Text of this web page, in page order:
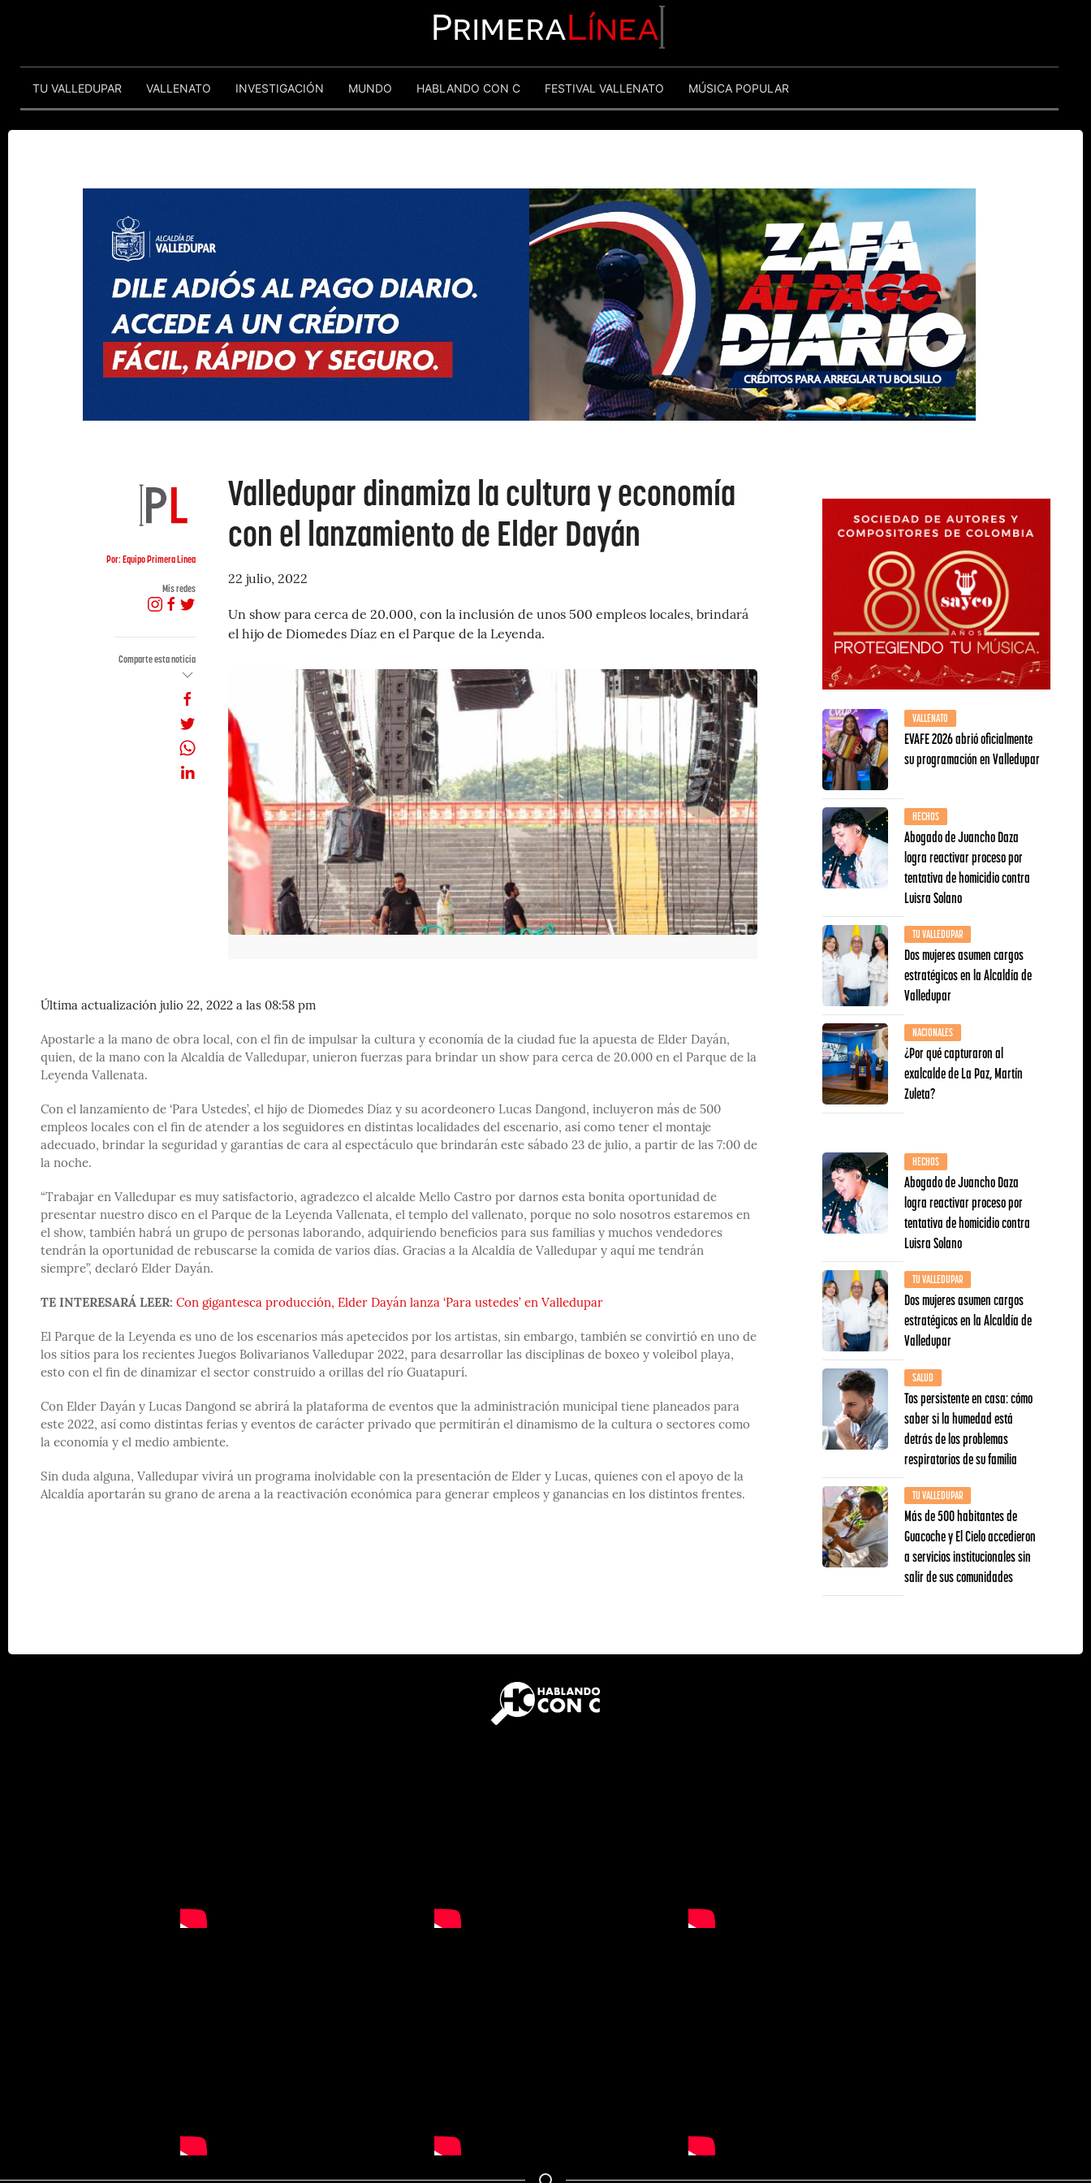
PrimeraLínea
TU VALLEDUPAR VALLENATO INVESTIGACIÓN MUNDO HABLANDO CON C FESTIVAL VALLENATO MÚSICA POPULAR
Por: Equipo Primera Linea
Mis redes
Comparte esta noticia
Valledupar dinamiza la cultura y economía
con el lanzamiento de Elder Dayán
22 julio, 2022
Un show para cerca de 20.000, con la inclusión de unos 500 empleos locales, brindará
el hijo de Diomedes Díaz en el Parque de la Leyenda.
Última actualización julio 22, 2022 a las 08:58 pm
Apostarle a la mano de obra local, con el fin de impulsar la cultura y economía de la ciudad fue la apuesta de Elder Dayán,
quien, de la mano con la Alcaldía de Valledupar, unieron fuerzas para brindar un show para cerca de 20.000 en el Parque de la
Leyenda Vallenata.
Con el lanzamiento de ‘Para Ustedes’, el hijo de Diomedes Díaz y su acordeonero Lucas Dangond, incluyeron más de 500
empleos locales con el fin de atender a los seguidores en distintas localidades del escenario, así como tener el montaje
adecuado, brindar la seguridad y garantías de cara al espectáculo que brindarán este sábado 23 de julio, a partir de las 7:00 de
la noche.
“Trabajar en Valledupar es muy satisfactorio, agradezco el alcalde Mello Castro por darnos esta bonita oportunidad de
presentar nuestro disco en el Parque de la Leyenda Vallenata, el templo del vallenato, porque no solo nosotros estaremos en
el show, también habrá un grupo de personas laborando, adquiriendo beneficios para sus familias y muchos vendedores
tendrán la oportunidad de rebuscarse la comida de varios días. Gracias a la Alcaldía de Valledupar y aquí me tendrán
siempre”, declaró Elder Dayán.
TE INTERESARÁ LEER: Con gigantesca producción, Elder Dayán lanza ‘Para ustedes’ en Valledupar
El Parque de la Leyenda es uno de los escenarios más apetecidos por los artistas, sin embargo, también se convirtió en uno de
los sitios para los recientes Juegos Bolivarianos Valledupar 2022, para desarrollar las disciplinas de boxeo y voleibol playa,
esto con el fin de dinamizar el sector construido a orillas del río Guatapurí.
Con Elder Dayán y Lucas Dangond se abrirá la plataforma de eventos que la administración municipal tiene planeados para
este 2022, así como distintas ferias y eventos de carácter privado que permitirán el dinamismo de la cultura o sectores como
la economía y el medio ambiente.
Sin duda alguna, Valledupar vivirá un programa inolvidable con la presentación de Elder y Lucas, quienes con el apoyo de la
Alcaldía aportarán su grano de arena a la reactivación económica para generar empleos y ganancias en los distintos frentes.
VALLENATO
EVAFE 2026 abrió oficialmente
su programación en Valledupar
HECHOS
Abogado de Juancho Daza
logra reactivar proceso por
tentativa de homicidio contra
Luisra Solano
TU VALLEDUPAR
Dos mujeres asumen cargos
estratégicos en la Alcaldía de
Valledupar
NACIONALES
¿Por qué capturaron al
exalcalde de La Paz, Martín
Zuleta?
HECHOS
Abogado de Juancho Daza
logra reactivar proceso por
tentativa de homicidio contra
Luisra Solano
TU VALLEDUPAR
Dos mujeres asumen cargos
estratégicos en la Alcaldía de
Valledupar
SALUD
Tos persistente en casa: cómo
saber si la humedad está
detrás de los problemas
respiratorios de su familia
TU VALLEDUPAR
Más de 500 habitantes de
Guacoche y El Cielo accedieron
a servicios institucionales sin
salir de sus comunidades